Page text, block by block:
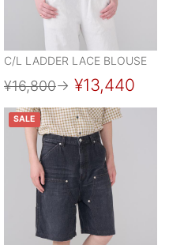
C/L LADDER LACE BLOUSE
¥16,800→ ¥13,440
SALE